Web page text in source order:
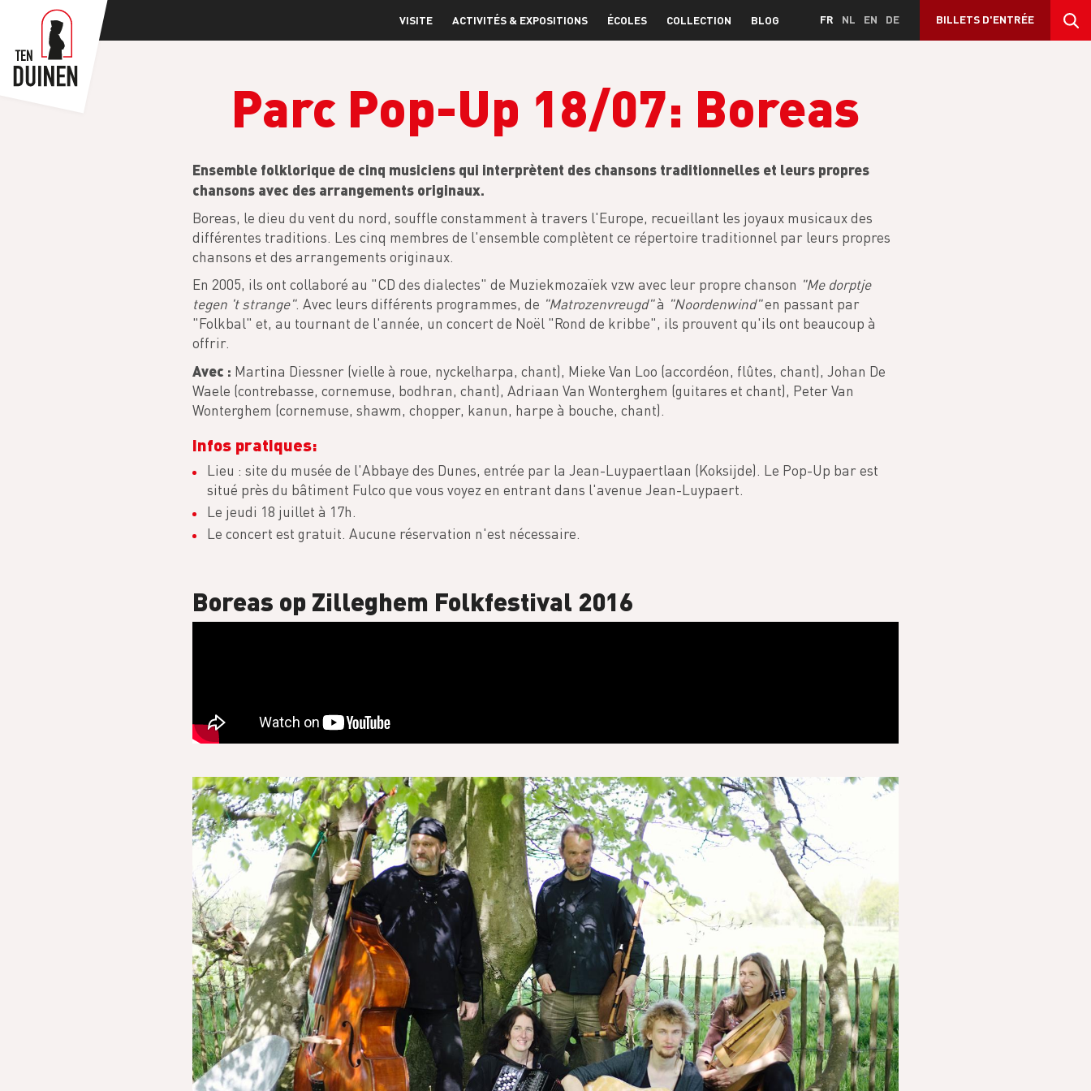
main
content
VISITE ACTIVITÉS & EXPOSITIONS ÉCOLES COLLECTION BLOG FR NL EN DE BILLETS D'ENTRÉE
Parc Pop-Up 18/07: Boreas
Ensemble folklorique de cinq musiciens qui interprètent des chansons traditionnelles et leurs propres
chansons avec des arrangements originaux.
Boreas, le dieu du vent du nord, souffle constamment à travers l'Europe, recueillant les joyaux musicaux des
différentes traditions. Les cinq membres de l'ensemble complètent ce répertoire traditionnel par leurs propres
chansons et des arrangements originaux.
En 2005, ils ont collaboré au "CD des dialectes" de Muziekmozaïek vzw avec leur propre chanson "Me dorptje
tegen 't strange". Avec leurs différents programmes, de "Matrozenvreugd"à "Noordenwind"en passant par
"Folkbal" et, au tournant de l'année, un concert de Noël "Rond de kribbe", ils prouvent qu'ils ont beaucoup à
offrir.
Avec : Martina Diessner (vielle à roue, nyckelharpa, chant), Mieke Van Loo (accordéon, flûtes, chant), Johan De
Waele (contrebasse, cornemuse, bodhran, chant), Adriaan Van Wonterghem (guitares et chant), Peter Van
Wonterghem (cornemuse, shawm, chopper, kanun, harpe à bouche, chant).
Infos pratiques:
Lieu : site du musée de l'Abbaye des Dunes, entrée par la Jean-Luypaertlaan (Koksijde). Le Pop-Up bar est
situé près du bâtiment Fulco que vous voyez en entrant dans l'avenue Jean-Luypaert.
Le jeudi 18 juillet à 17h.
Le concert est gratuit. Aucune réservation n'est nécessaire.
Boreas op Zilleghem Folkfestival 2016